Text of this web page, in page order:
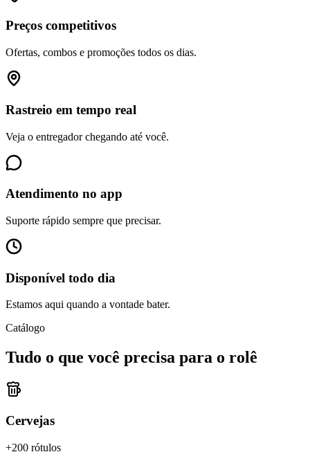
Preços competitivos
Ofertas, combos e promoções todos os dias.
Rastreio em tempo real
Veja o entregador chegando até você.
Atendimento no app
Suporte rápido sempre que precisar.
Disponível todo dia
Estamos aqui quando a vontade bater.
Catálogo
Tudo o que você precisa para o rolê
Cervejas
+200 rótulos